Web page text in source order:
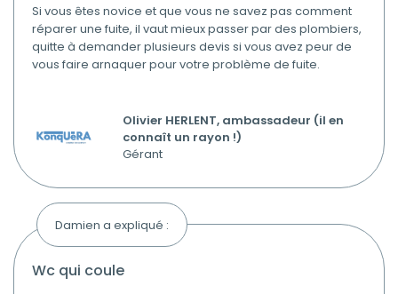
Si vous êtes novice et que vous ne savez pas comment
réparer une fuite, il vaut mieux passer par des plombiers,
quitte à demander plusieurs devis si vous avez peur de
vous faire arnaquer pour votre problème de fuite.
Olivier HERLENT, ambassadeur (il en
connaît un rayon !)
Gérant
Damien a expliqué :
wc qui coule